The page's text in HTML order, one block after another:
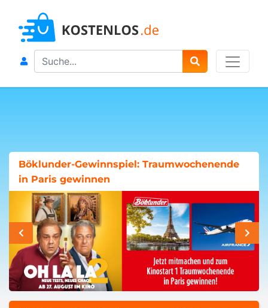
Search
Böklunder-Gewinnspiel: Traumwochenende
in Paris gewinnen